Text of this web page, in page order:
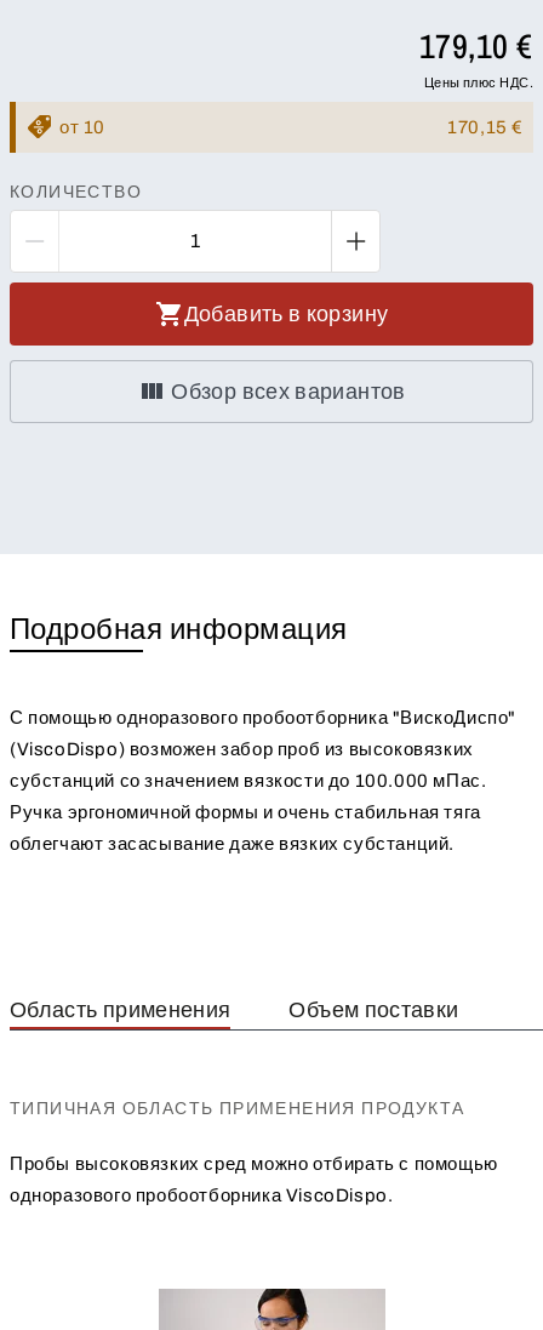
179,10 €
Цены плюс НДС.
от 10 170,15 €
КОЛИЧЕСТВО
Добавить в корзину
Обзор всех вариантов
Подробная информация
С помощью одноразового пробоотборника "ВискоДиспо"
(ViscoDispo) возможен забор проб из высоковязких
субстанций со значением вязкости до 100.000 мПас.
Ручка эргономичной формы и очень стабильная тяга
облегчают засасывание даже вязких субстанций.
Область применения Объем поставки
ТИПИЧНАЯ ОБЛАСТЬ ПРИМЕНЕНИЯ ПРОДУКТА
Пробы высоковязких сред можно отбирать с помощью
одноразового пробоотборника ViscoDispo.